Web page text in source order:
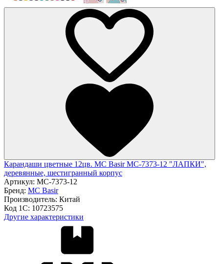
Карандаши цветные 12цв. MC Basir МС-7373-12 "ЛАПКИ",
деревянные, шестигранный корпус
Артикул: МС-7373-12
Бренд: MC Basir
Производитель: Китай
Код 1С: 10723575
Другие характеристики